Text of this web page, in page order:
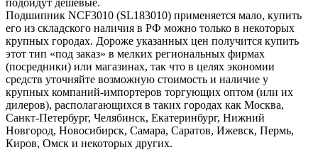
подойдут дешевые.
Подшипник NCF3010 (SL183010) применяется мало, купить
его из складского наличия в РФ можно только в некоторых
крупных городах. Дороже указанных цен получится купить
этот тип «под заказ» в мелких региональных фирмах
(посредники) или магазинах, так что в целях экономии
средств уточняйте возможную стоимость и наличие у
крупных компаний-импортеров торгующих оптом (или их
дилеров), располагающихся в таких городах как Москва,
Санкт-Петербург, Челябинск, Екатеринбург, Нижний
Новгород, Новосибирск, Самара, Саратов, Ижевск, Пермь,
Киров, Омск и некоторых других.